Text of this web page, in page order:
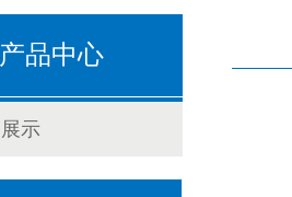
产品中心
示